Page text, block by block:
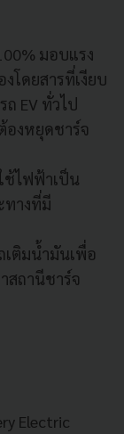
มอบแรง
โดยสารที่เงียบ
EV ทั่วไป
องหยุดชาร์จ
ช้ไฟฟ้าเป็น
ทางที่มี
เติมน้ำมันเพื่อ
สถานีชาร์จ
Electric